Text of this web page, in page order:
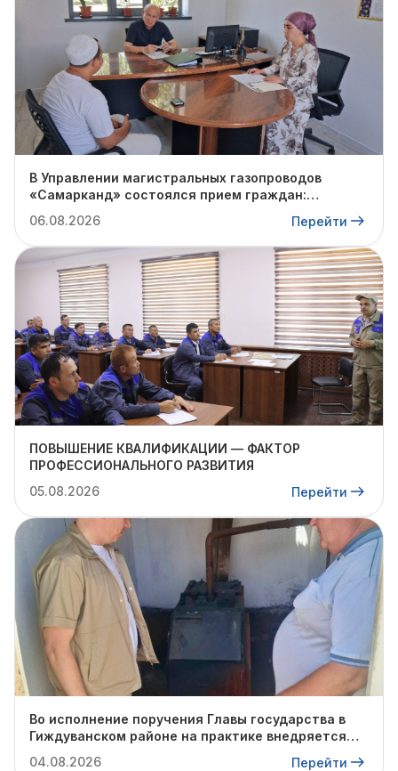
В Управлении магистральных газопроводов
«Самарканд» состоялся прием граждан:
06.08.2026 Перейти
ПОВЫШЕНИЕ КВАЛИФИКАЦИИ — ФАКТОР
ПРОФЕССИОНАЛЬНОГО РАЗВИТИЯ
05.08.2026
Перейти
Во исполнение поручения Главы государства в
Гиждуванском районе на практике внедряется
04.08.2026 Перейти